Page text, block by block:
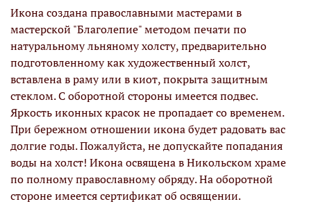
Икона создана православными мастерами в
мастерской "Благолепие" методом печати по
натуральному льняному холсту, предварительно
подготовленному как художественный холст,
вставлена в раму или в киот, покрыта защитным
стеклом. С оборотной стороны имеется подвес.
Яркость иконных красок не пропадает со временем.
При бережном отношении икона будет радовать вас
долгие годы. Пожалуйста, не допускайте попадания
воды на холст! Икона освящена в Никольском храме
по полному православному обряду. На оборотной
стороне имеется сертификат об освящении.